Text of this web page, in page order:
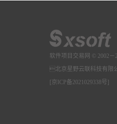
软件项目交易网 © 2002－
北京星野云联科技有限
[京ICP备2021029338号]